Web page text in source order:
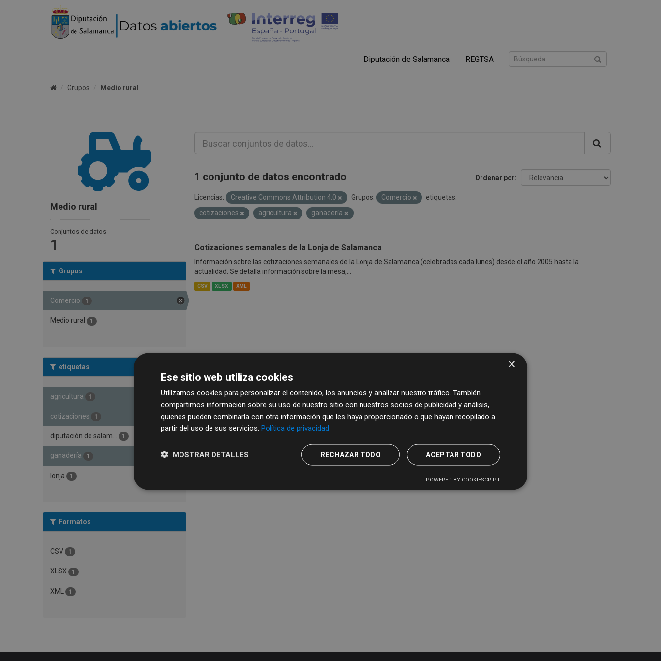
Diputación de Salamanca REGTSA
Grupos Medio rural
Medio rural
Conjuntos de datos
1
Grupos
Comercio 1
Medio rural 1
etiquetas
agricultura 1
cotizaciones 1
diputación de salam... 1
ganadería 1
lonja 1
Formatos
CSV 1
XLSX 1
XML 1
Ordenar por
1 conjunto de datos encontrado
Licencias: Creative Commons Attribution 4.0 Grupos: Comercio
etiquetas:
cotizaciones
agricultura ganadería
Cotizaciones semanales de la Lonja de Salamanca
Información sobre las cotizaciones semanales de la Lonja de Salamanca (celebradas cada lunes) desde el año 2005 hasta la
actualidad. Se detalla información sobre la mesa,...
CSV XLSX XML
×
Ese sitio web utiliza cookies
Utilizamos cookies para personalizar el contenido, los anuncios y analizar nuestro tráfico. También
compartimos información sobre su uso de nuestro sitio con nuestros socios de publicidad y análisis,
quienes pueden combinarla con otra información que les haya proporcionado o que hayan recopilado a
partir del uso de sus servicios. Política de privacidad
ACEPTAR TODO
RECHAZAR TODO
MOSTRAR DETALLES
POWERED BY COOKIESCRIPT